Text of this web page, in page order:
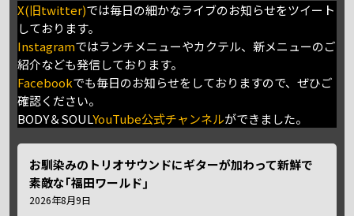
X(旧twitter)では毎日の細かなライブのお知らせをツイート
しております。
Instagramではランチメニューやカクテル、新メニューのご
紹介なども発信しております。
Facebookでも毎日のお知らせをしておりますので、ぜひご
確認ください。
BODY＆SOULYouTube公式チャンネルができました。
お馴染みのトリオサウンドにギターが加わって新鮮で
素敵な｢福田ワールド｣
2026年8月9日